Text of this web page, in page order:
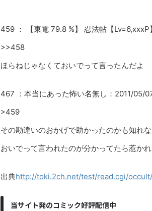
459 ： 【東電 79.8 %】 忍法帖【
>>458
ほらねじゃなくておいでって言ったんだよ
467 ：本当にあった怖い名無し：2011/05/
>459
その勘違いのおかげで助かったのかも知れな
おいでって言われたのが分かってたら惹か
出典http://toki.2ch.net/test/read.cgi/
当サイト発のコミック好評配信中